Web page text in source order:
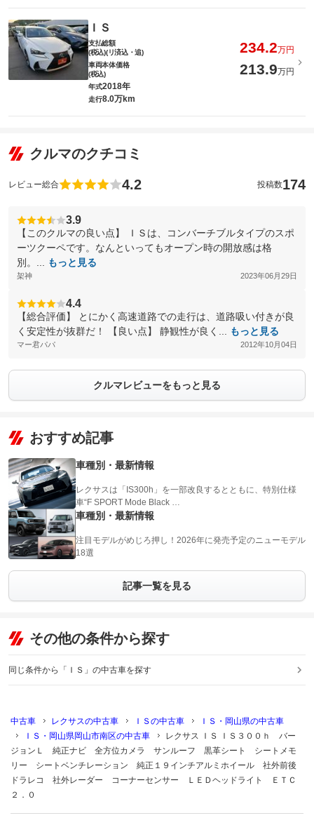
ＩＳ
支払総額
(税込)(リ済込・追)
234.2万円
車両本体価格
(税込)
213.9万円
年式2018年
走行8.0万km
クルマのクチコミ
レビュー総合 4.2 投稿数174
3.9
【このクルマの良い点】 ＩＳは、コンバーチブルタイプのスポ
ーツクーペです。なんといってもオープン時の開放感は格
別。...
もっと見る
架神 2023年06月29日
4.4
【総合評価】 とにかく高速道路での走行は、道路吸い付きが良
く安定性が抜群だ！ 【良い点】 静観性が良く...
もっと見る
マー君パパ 2012年10月04日
クルマレビューをもっと見る
おすすめ記事
車種別・最新情報
レクサスは「IS300h」を一部改良するとともに、特別仕様
車“F SPORT Mode Black …
車種別・最新情報
注目モデルがめじろ押し！2026年に発売予定のニューモデル
18選
記事一覧を見る
その他の条件から探す
同じ条件から「ＩＳ」の中古車を探す
中古車 レクサスの中古車 ＩＳの中古車
ＩＳ・岡山県の中古車
ＩＳ・岡山県岡山市南区の中古車
レクサス ＩＳ ＩＳ３００ｈ バー
ジョンＬ 純正ナビ 全方位カメラ サンルーフ 黒革シート シートメモ
リー シートベンチレーション 純正１９インチアルミホイール 社外前後
ドラレコ 社外レーダー コーナーセンサー ＬＥＤヘッドライト ＥＴＣ
２．０